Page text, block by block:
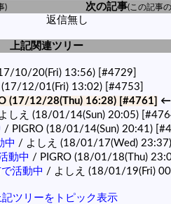
) 次の記事(この記事
返信無し
上記関連ツリー
10/20(Fri) 13:56) [#4729]
(17/12/01(Fri) 13:02) [#4753]
(17/12/28(Thu) 16:28) [#4761]
しえ (18/01/14(Sun) 20:05)
/ PIGRO (18/01/14(Sun) 20:41)
中 / よしえ (18/01/17(Wed)
動中 / PIGRO (18/01/18(Thu)
活動中 / よしえ (18/01/19(Fri)
記ツリーをトピック表示